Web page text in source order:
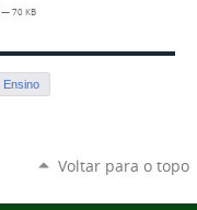
— 70 KB
Ensino
Voltar para o topo